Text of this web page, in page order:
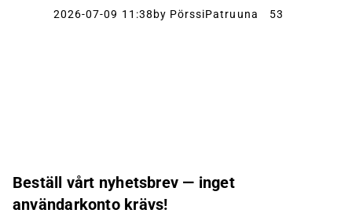
2026-07-09 11:38 by PörssiPatruuna 53
Beställ vårt nyhetsbrev — inget
användarkonto krävs!